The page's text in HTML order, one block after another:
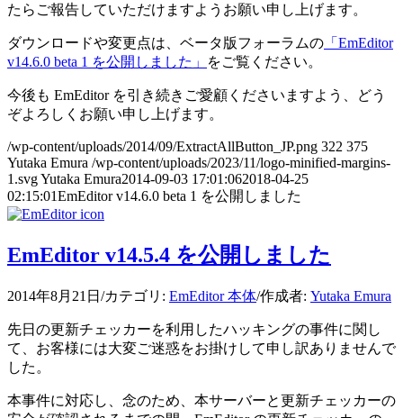
たらご報告していただけますようお願い申し上げます。
ダウンロードや変更点は、ベータ版フォーラムの 「EmEditor
v14.6.0 beta 1 を公開しました」
をご覧ください。
今後も EmEditor を引き続きご愛顧くださいますよう、どう
ぞよろしくお願い申し上げます。
/wp-content/uploads/2014/09/ExtractAllButton_JP.png 322 375
Yutaka Emura /wp-content/uploads/2023/11/logo-minified-margins-
1.svgYutaka Emura2014-09-03 17:01:062018-04-25
02:15:01EmEditor v14.6.0 beta 1 を公開しました
EmEditor v14.5.4 を公開しました
2014年8月21日 /カテゴリ: EmEditor 本体/作成者: Yutaka Emura
先日の更新チェッカーを利用したハッキングの事件に関し
て、お客様には大変ご迷惑をお掛けして申し訳ありませんで
した。
本事件に対応し、念のため、本サーバーと更新チェッカーの